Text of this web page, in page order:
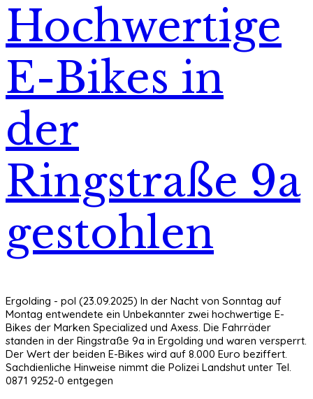
Hochwertige
E-Bikes in
der
Ringstraße 9a
gestohlen
Ergolding - pol (23.09.2025) In der Nacht von Sonntag auf
Montag entwendete ein Unbekannter zwei hochwertige E-
Bikes der Marken Specialized und Axess. Die Fahrräder
standen in der Ringstraße 9a in Ergolding und waren versperrt.
Der Wert der beiden E-Bikes wird auf 8.000 Euro beziffert.
Sachdienliche Hinweise nimmt die Polizei Landshut unter Tel.
0871 9252-0 entgegen